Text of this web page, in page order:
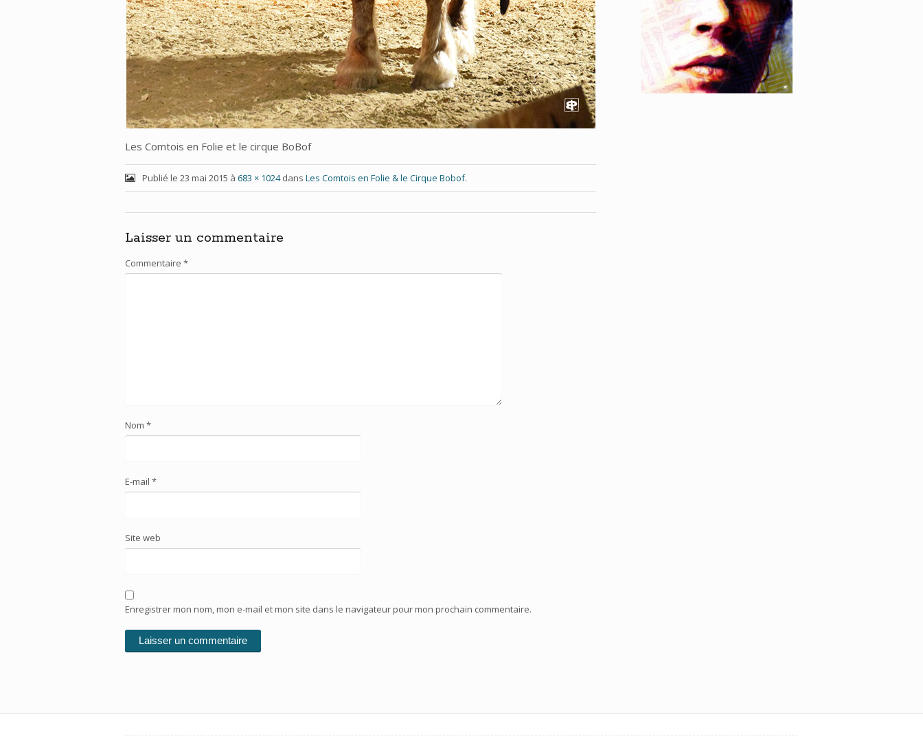
Les Comtois en Folie et le cirque BoBof
Publié le 23 mai 2015 à 683 × 1024dans Les Comtois en Folie & le Cirque Bobof.
Laisser un commentaire
Commentaire *
Nom *
E-mail *
Site web
Enregistrer mon nom, mon e-mail et mon site dans le navigateur pour mon prochain commentaire.